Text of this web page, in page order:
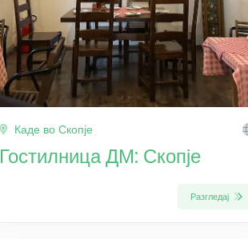
Каде во Скопје
Гостилница ДМ: Скопје
Разгледај